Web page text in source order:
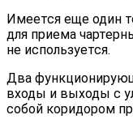
Имеется еще один
для приема
не используется.
Два
входы и выходы с
собой коридором